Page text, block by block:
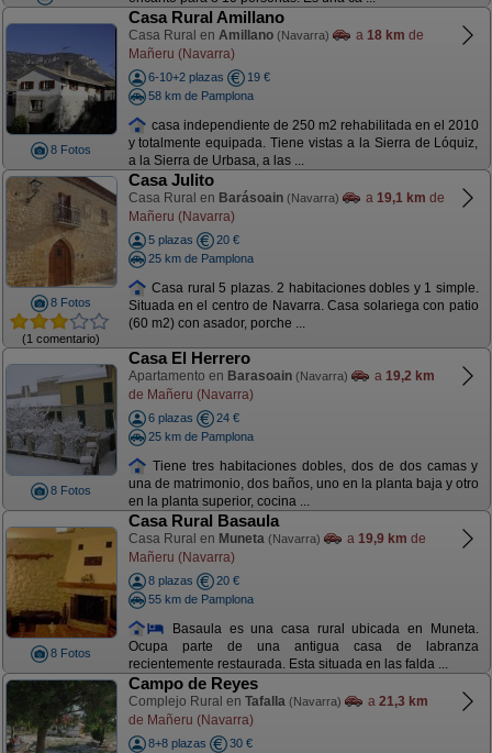
8 Fotos
Casa Rural Amillano
Casa Rural en Amillano (Navarra) a 18 km de
Mañeru (Navarra)
6-10+2 plazas
19 €
58 km de Pamplona
casa independiente de 250 m2 rehabilitada en el 2010
y totalmente equipada. Tiene vistas a la Sierra de Lóquiz,
a la Sierra de Urbasa, a las ...
8 Fotos
(1 comentario)
Casa Julito
Casa Rural en Barásoain (Navarra) a 19,1 km de
Mañeru (Navarra)
5 plazas
20 €
25 km de Pamplona
Casa rural 5 plazas. 2 habitaciones dobles y 1 simple.
Situada en el centro de Navarra. Casa solariega con patio
(60 m2) con asador, porche ...
8 Fotos
Casa El Herrero
Apartamento en Barasoain (Navarra) a 19,2 km
de Mañeru (Navarra)
6 plazas
24 €
25 km de Pamplona
Tiene tres habitaciones dobles, dos de dos camas y
una de matrimonio, dos baños, uno en la planta baja y otro
en la planta superior, cocina ...
8 Fotos
Casa Rural Basaula
Casa Rural en Muneta (Navarra) a 19,9 km de
Mañeru (Navarra)
8 plazas
20 €
55 km de Pamplona
Basaula es una casa rural ubicada en Muneta.
Ocupa parte de una antigua casa de labranza
recientemente restaurada. Esta situada en las falda ...
Campo de Reyes
Complejo Rural en Tafalla (Navarra) a 21,3 km
de Mañeru (Navarra)
8+8 plazas
30 €